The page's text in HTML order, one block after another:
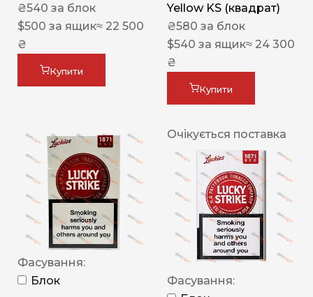
₴540 за блок
$500 за ящик≈ 22 500
₴
Купити
Yellow KS (квадрат)
₴580 за блок
$540 за ящик≈ 24 300
₴
Купити
Фасування:
Блок
Очікується поставка
Фасування: